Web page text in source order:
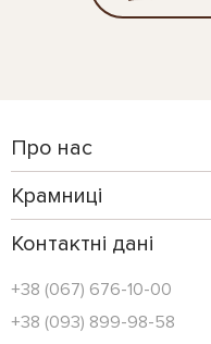
Про нас
Крамниці
Контактні дані
+38 (067) 676-10-00
+38 (093) 899-98-58